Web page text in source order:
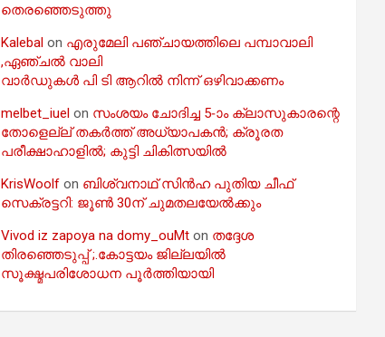
തെരഞ്ഞെടുത്തു
Kalebal on എരുമേലി പഞ്ചായത്തിലെ പമ്പാവാലി
,ഏഞ്ചൽ വാലി
വാർഡുകൾ പി ടി ആറിൽ നിന്ന് ഒഴിവാക്കണം
melbet_iuel on സംശയം ചോദിച്ച 5-ാം ക്ലാസുകാരന്റെ
തോളെല്ല് തകർത്ത് അധ്യാപകൻ; ക്രൂരത
പരീക്ഷാഹാളിൽ; കുട്ടി ചികിത്സയിൽ
KrisWoolf on ബിശ്വനാഥ് സിൻഹ പുതിയ ചീഫ്
സെക്രട്ടറി: ജൂൺ 30ന് ചുമതലയേൽക്കും
Vivod iz zapoya na domy_ouMt on തദ്ദേശ
തിരഞ്ഞെടുപ്പ് ;.കോട്ടയം ജില്ലയിൽ
സൂക്ഷ്മപരിശോധന പൂർത്തിയായി